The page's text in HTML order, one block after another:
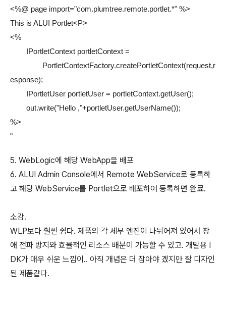
<%@ page import="com.plumtree.remote.portlet.*" %>
This is ALUI Portlet<P>
<%
IPortletContext portletContext =
PortletContextFactory.createPortletContext(request,r
esponse);
IPortletUser portletUser = portletContext.getUser();
out.write("Hello ,"+portletUser.getUserName());
%>
"
5. WebLogic에 해당 WebApp을 배포
6. ALUI Admin Console에서 Remote WebService로 등록하
고 해당 WebService를 Portlet으로 배포하여 등록하면 완료.
소감.
WLP보다 훨씬 쉽다. 제품의 각 세부 엔진이 나뉘어져 있어서 장
애 전파 방지와 효율적인 리소스 배분이 가능할 수 있고. 개발용 I
DK가 매우 쉬운 느낌이.. 아직 개념은 더 잡아야 겠지만 잘 디자인
된 제품같다.